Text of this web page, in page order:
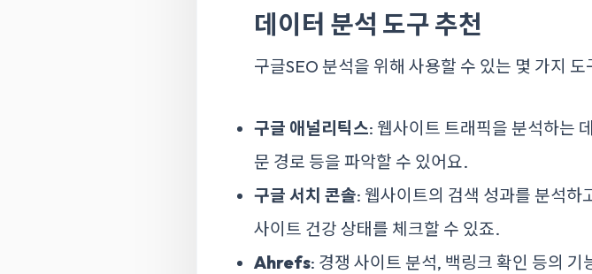
데이터 분석 도구 추천
구글SEO 분석을 위해 사용할 수 있는 몇 가지
구글 애널리틱스: 웹사이트 트래픽을 분석하는
문 경로 등을 파악할 수 있어요.
구글 서치 콘솔: 웹사이트의 검색 성과를 분석하
사이트 건강 상태를 체크할 수 있죠.
Ahrefs: 경쟁 사이트 분석, 백링크 확인 등의